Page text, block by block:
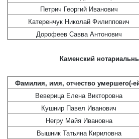
Петрич Георгий Иванович
Катеренчук Николай Филиппович
Дорофеев Савва Антонович
Каменский
Фамилия, имя, отчество умершего(-
Веверица Елена Викторовна
Кушнир Павел Иванович
Негру Майя Ивановна
Вышник Татьяна Кириловна